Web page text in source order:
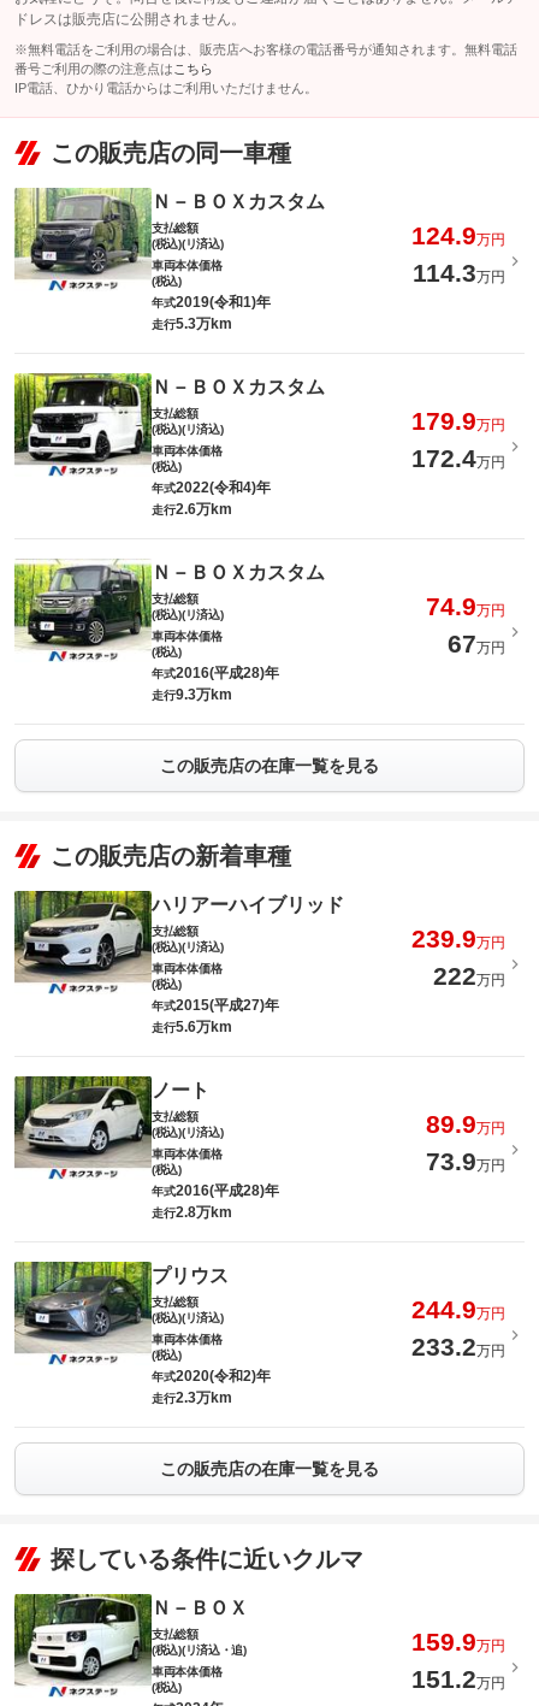
ドレスは販売店に公開されません。
※無料電話をご利用の場合は、販売店へお客様の電話番号が通知されます。無料電話
番号ご利用の際の注意点は こちら
IP電話、ひかり電話からはご利用いただけません。
この販売店の同一車種
Ｎ－ＢＯＸカスタム
支払総額
(税込)(リ済込)
124.9万円
車両本体価格
(税込)
114.3万円
年式2019(令和1)年
走行5.3万km
Ｎ－ＢＯＸカスタム
支払総額
(税込)(リ済込)
179.9万円
車両本体価格
(税込)
172.4万円
年式2022(令和4)年
走行2.6万km
Ｎ－ＢＯＸカスタム
支払総額
(税込)(リ済込)
74.9万円
車両本体価格
(税込)
67万円
年式2016(平成28)年
走行9.3万km
この販売店の在庫一覧を見る
この販売店の新着車種
ハリアーハイブリッド
支払総額
(税込)(リ済込)
239.9万円
車両本体価格
(税込)
222万円
年式2015(平成27)年
走行5.6万km
ノート
支払総額
(税込)(リ済込)
89.9万円
車両本体価格
(税込)
73.9万円
年式2016(平成28)年
走行2.8万km
プリウス
支払総額
(税込)(リ済込)
244.9万円
車両本体価格
(税込)
233.2万円
年式2020(令和2)年
走行2.3万km
この販売店の在庫一覧を見る
探している条件に近いクルマ
Ｎ－ＢＯＸ
支払総額
(税込)(リ済込・追)
159.9万円
車両本体価格
(税込)
151.2万円